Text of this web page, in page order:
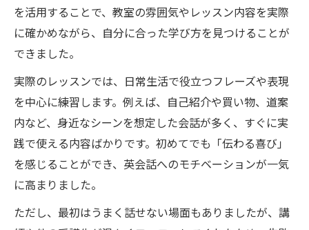
を活用することで、教室の雰囲気やレッスン内容を実際
に確かめながら、自分に合った学び方を見つけることが
できました。
実際のレッスンでは、日常生活で役立つフレーズや表現
を中心に練習します。例えば、自己紹介や買い物、道案
内など、身近なシーンを想定した会話が多く、すぐに実
践で使える内容ばかりです。初めてでも「伝わる喜び」
を感じることができ、英会話へのモチベーションが一気
に高まりました。
ただし、最初はうまく話せない場面もありましたが、講